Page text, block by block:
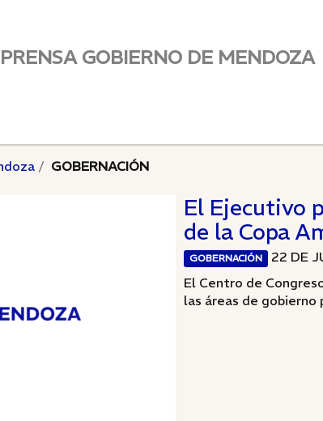
PRENSA GOBIERNO DE MENDOZA
GOBERNACIÓN
El Ejecutivo
de la Copa
GOBERNACIÓN
22 DE
El Centro de
las áreas de gobierno